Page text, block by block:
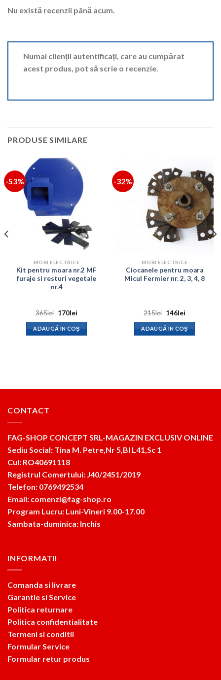
Nu există recenzii până acum.
Numai clienții autentificați, care au cumpărat
acest produs, pot să scrie o recenzie.
PRODUSE SIMILARE
-53%
MORI ELECTRICE
Kit pentru moara nr.2 MF
furaje si resturi vegetale
nr.4
365lei Prețul
a
fost:
365lei.
170leiPrețul
este:
170lei.
ADAUGĂ ÎN COȘ
-32%
MORI ELECTRICE
Ciocanele pentru moara
Micul Fermier nr. 2, 3, 4, 8
215lei Prețul
a
fost:
215lei.
146leiPrețul
este:
146lei.
ADAUGĂ ÎN COȘ
CONTACT
FAG-SHOP CONCEPT SRL-MAGAZIN EXCLUSIV ONLINE
Sediu Social: Tina M. Petre,Nr 5,Bl L41,Sc 1
Cui: RO40691118
Registrul Comertului: J40/2451/2019
Telefon: 0769492534
Email: comenzi@fag-shop.ro
Program Lucru: Luni-Vineri 9.00-17.00
Sambata-duminica: Inchis
INFORMATII
Comanda si livrare
Garantie si Service
Politica returnare
Politica confidentialitate
Termeni si conditii
Formular Service
Formular retur produs